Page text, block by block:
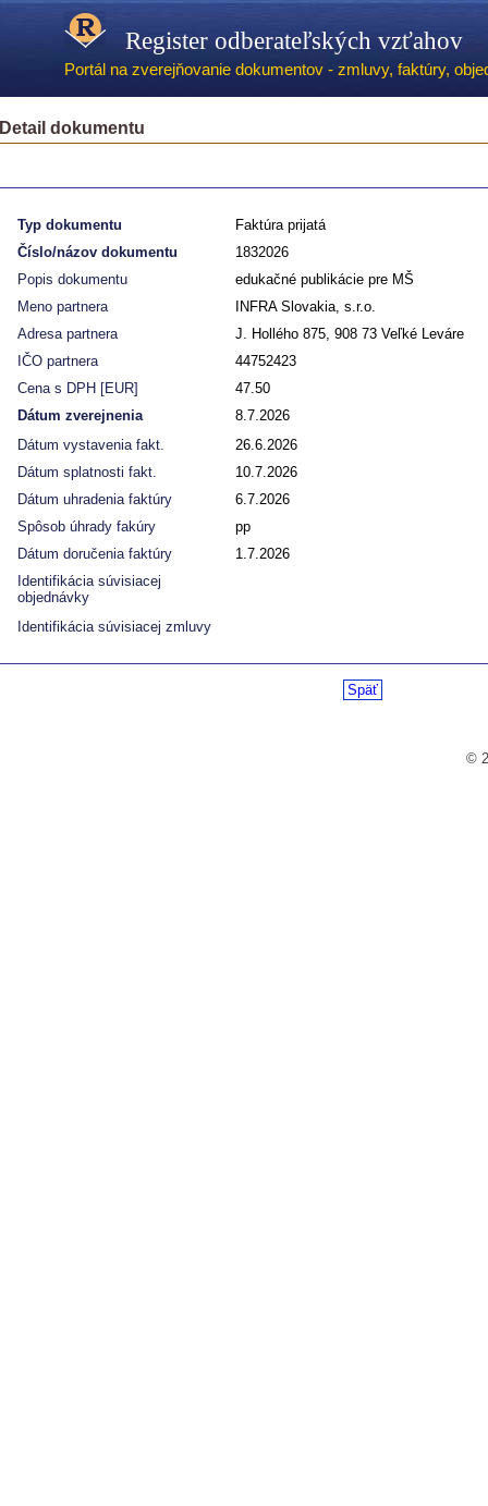
Register odberateľských vzťahov
Portál na zverejňovanie dokumentov - zmluvy, faktúry,
Detail dokumentu
Typ dokumentu
Faktúra prijatá
Číslo/názov dokumentu
1832026
Popis dokumentu
edukačné publikácie pre MŠ
Meno partnera
INFRA Slovakia, s.r.o.
Adresa partnera
J. Hollého 875, 908 73 Veľké Leváre
IČO partnera
44752423
Cena s DPH [EUR]
47.50
Dátum zverejnenia
8.7.2026
Dátum vystavenia fakt.
26.6.2026
Dátum splatnosti fakt.
10.7.2026
Dátum uhradenia faktúry
6.7.2026
Spôsob úhrady fakúry
pp
Dátum doručenia faktúry
1.7.2026
Identifikácia súvisiacej
objednávky
Identifikácia súvisiacej zmluvy
Späť
©